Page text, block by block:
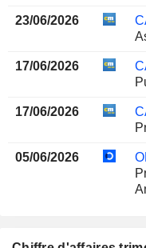
23/06/2026
17/06/2026
17/06/2026
05/06/2026